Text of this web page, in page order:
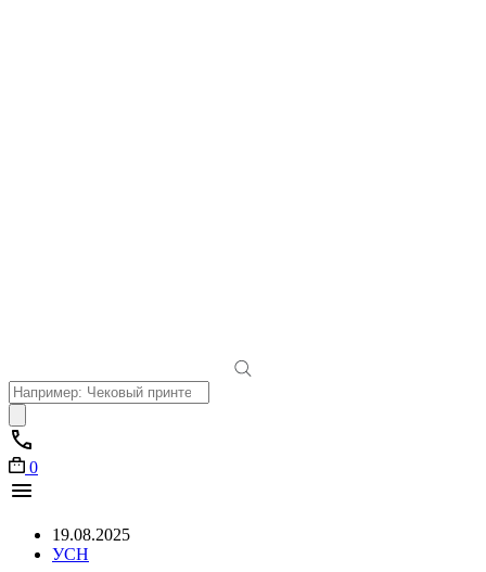
Поиск
товаров
0
19.08.2025
УСН